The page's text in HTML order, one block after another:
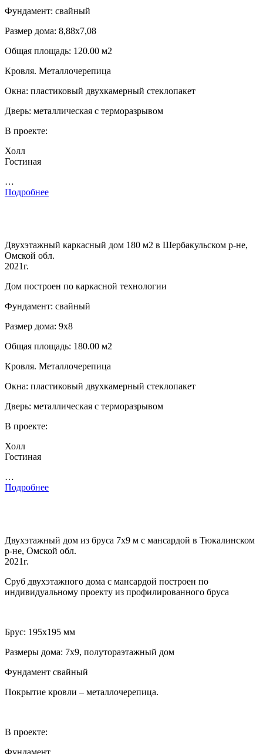
Фундамент: свайный
Размер дома: 8,88х7,08
Общая площадь: 120.00 м2
Кровля. Металлочерепица
Окна: пластиковый двухкамерный стеклопакет
Дверь: металлическая с терморазрывом
В проекте:
Холл
Гостиная
…
Подробнее
Двухэтажный каркасный дом 180 м2 в Шербакульском р-не,
Омской обл.
2021г.
Дом построен по каркасной технологии
Фундамент: свайный
Размер дома: 9х8
Общая площадь: 180.00 м2
Кровля. Металлочерепица
Окна: пластиковый двухкамерный стеклопакет
Дверь: металлическая с терморазрывом
В проекте:
Холл
Гостиная
…
Подробнее
Двухэтажный дом из бруса 7х9 м с мансардой в Тюкалинском
р-не, Омской обл.
2021г.
Сруб двухэтажного дома с мансардой построен по
индивидуальному проекту из профилированного бруса
Брус: 195х195 мм
Размеры дома: 7х9, полутораэтажный дом
Фундамент свайный
Покрытие кровли – металлочерепица.
В проекте:
Фундамент